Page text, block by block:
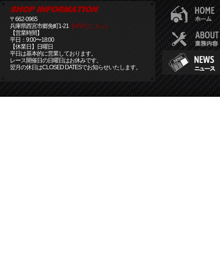
〒662-0965
兵庫県西宮市郷免町1-21 [MAPはこちら]
【営業時間】
平日：9:00〜18:00
【休業日】日曜日
平日は基本的に営業しております。
レース開催日の日曜日はお休みです。
翌月の休日はCLOSED DATESでお知らせいたします。